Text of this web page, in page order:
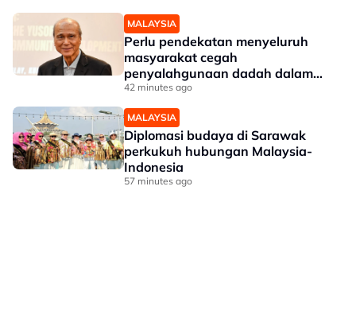
MALAYSIA
Perlu pendekatan menyeluruh
masyarakat cegah
penyalahgunaan dadah dalam
kalangan kanak-kanak - Lee Lam
Thye
42 minutes ago
MALAYSIA
Diplomasi budaya di Sarawak
perkukuh hubungan Malaysia-
Indonesia
57 minutes ago